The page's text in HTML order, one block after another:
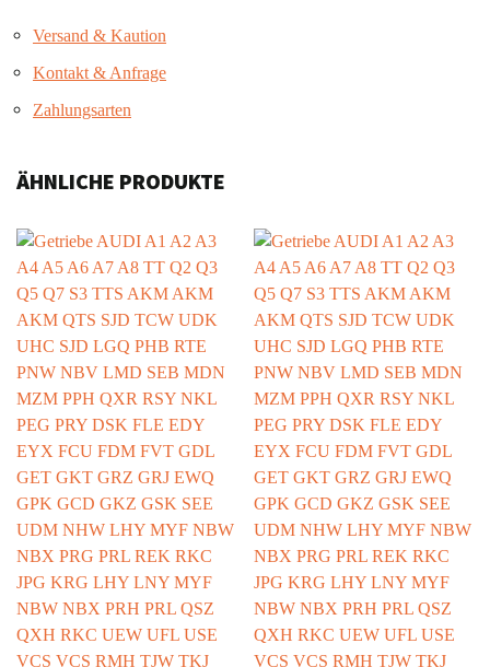
Versand & Kaution
Kontakt & Anfrage
Zahlungsarten
ÄHNLICHE PRODUKTE